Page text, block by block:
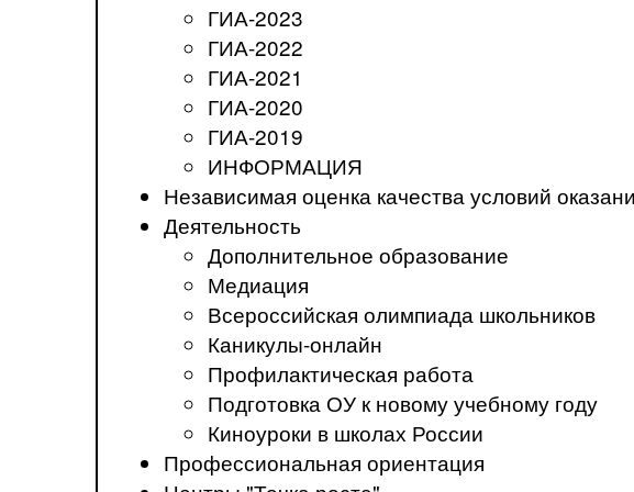
ГИА-2023
ГИА-2022
ГИА-2021
ГИА-2020
ГИА-2019
ИНФОРМАЦИЯ
Независимая оценка качества условий
Деятельность
Дополнительное образование
Медиация
Всероссийская олимпиада школьников
Каникулы-онлайн
Профилактическая работа
Подготовка ОУ к новому учебному году
Киноуроки в школах России
Профессиональная ориентация